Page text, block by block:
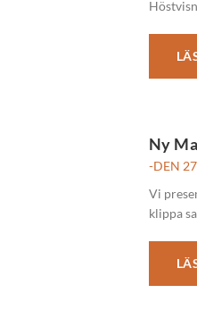
Ny
-DEN
Vi
klippa